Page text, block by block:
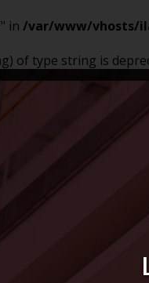
in /var/www/vhosts/
of type string is